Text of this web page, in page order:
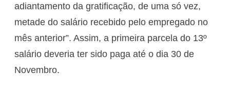
adiantamento da gratificação, de uma só vez,
metade do salário recebido pelo empregado no
mês anterior”. Assim, a primeira parcela do 13º
salário deveria ter sido paga até o dia 30 de
Novembro.